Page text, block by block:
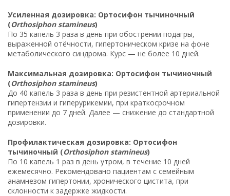
Усиленная дозировка: Ортосифон тычиночный
(Orthosiphon stamineus)
По 35 капель 3 раза в день при обострении подагры,
выраженной отёчности, гипертоническом кризе на фоне
метаболического синдрома. Курс — не более 10 дней.
Максимальная дозировка: Ортосифон тычиночный
(Orthosiphon stamineus)
До 40 капель 3 раза в день при резистентной артериальной
гипертензии и гиперурикемии, при краткосрочном
применении до 7 дней. Далее — снижение до стандартной
дозировки.
Профилактическая дозировка: Ортосифон
тычиночный (Orthosiphon stamineus)
По 10 капель 1 раз в день утром, в течение 10 дней
ежемесячно. Рекомендовано пациентам с семейным
анамнезом гипертонии, хронического цистита, при
склонности к задержке жидкости.